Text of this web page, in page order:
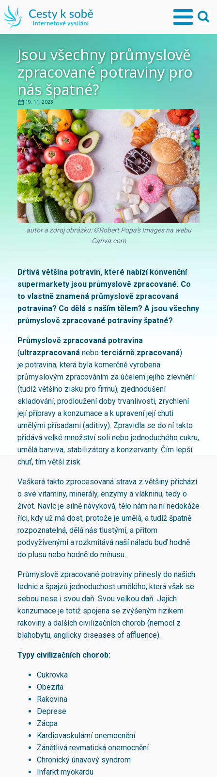
Jsou všechny průmyslově
zpracované potraviny pro
nás špatné?
19. 11. 2023
autor a zdroj obrázku: ©Robert Popa's Images na webu
Canva.com
Drtivá většina potravin, které nabízí konvenční
supermarkety jsou průmyslově zpracované. Co
to vlastně znamená průmyslově zpracovaná
potravina? Co dělá s naším tělem? A jsou všechny
průmyslově zpracované potraviny špatné?
Průmyslově zpracovaná potravina
(ultrazpracovaná nebo terciárně zpracovaná)
je potravina, která byla komerčně vyrobena
průmyslovým zpracováním za účelem jejího zlevnění
(tudíž většího zisku pro firmu), zjednodušení
skladování, prodloužení doby trvanlivosti, zrychlení
její přípravy a konzumace a k upravení její chuti
umělými přísadami (aditivy). Zpravidla se do ní takto
přidává velké množství soli nebo jednoduchého cukru,
umělá barviva, stabilizátory a konzervanty. Čím lepší
chuť, tím větší zisk.
Veškerá takto zprocesovaná strava z většiny přichází
o své vitamíny, minerály, enzymy a vlákninu, tedy o
život. Navíc je silně návyková, tělo nám na ní nedokáže
říci, kdy už má dost, protože je umělá, a tudíž špatně
rozpoznatelná, dělá nás tlustými, a přitom
podvyživenými a rozkmitává naší náladu buď hodně
do plusu nebo hodně do mínusu.
Průmyslově zpracované potraviny přinesly do našich
lednic a špajzů jednoduchost umělého, která však se
sebou nese i svou daň. Svou velkou daň. Jejich
konzumace je totiž spojena se zvýšeným rizikem
rakoviny a dalších civilizačních chorob (nemocí z
blahobytu, anglicky diseases of affluence).
Typy civilizačních chorob:
Cukrovka
Obezita
Rakovina
Deprese
Zácpa
Kardiovaskulární onemocnění
Zánětlivá revmatická onemocnění
Chronický únavový syndrom
Infarkt myokardu